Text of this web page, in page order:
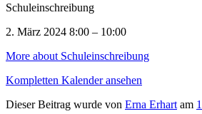
Schuleinschreibung
2. März 2024 8:00 – 10:00
More about Schuleinschreibung
Kompletten Kalender ansehen
Dieser Beitrag wurde von Erna Erhart am